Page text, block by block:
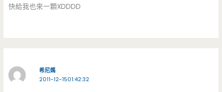
快給我也來一顆XDDDD
希尼媽
2011-12-1501:42:32